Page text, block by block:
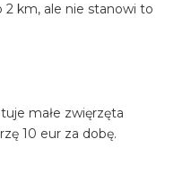
2 km, ale nie stanowi to
małe zwięrzęta
10 eur za dobę.